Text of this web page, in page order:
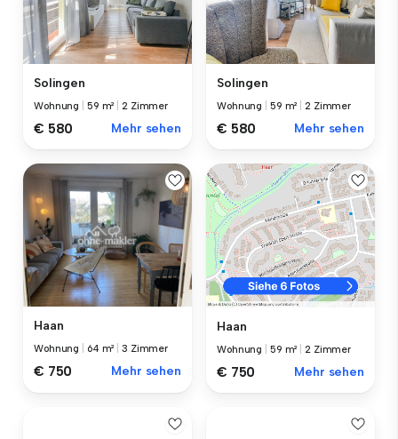
Solingen
Wohnung 59 m² |2 Zimmer
€ 580 Mehr sehen
Solingen
Wohnung 59 m² |2 Zimmer
€ 580 Mehr sehen
Haan
Wohnung 64 m² |3 Zimmer
€ 750 Mehr sehen
Haan
Wohnung 59 m² |2 Zimmer
€ 750 Mehr sehen